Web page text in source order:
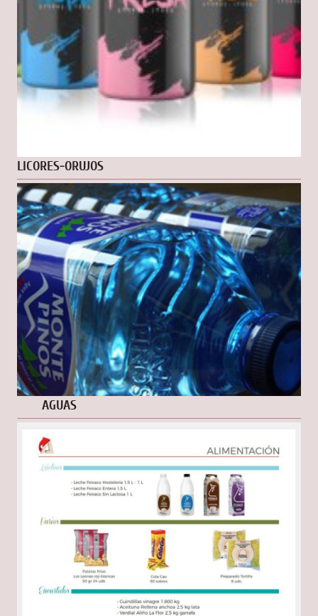
LICORES-ORUJOS
AGUAS